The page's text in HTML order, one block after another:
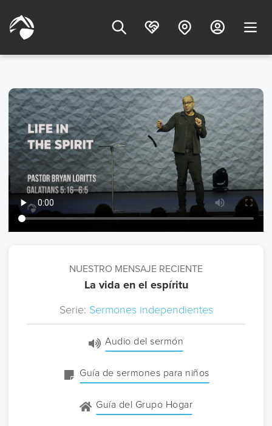
NUESTRO MENSAJE RECIENTE
La vida en el espíritu
Serie: Sermones independientes
Audio del sermón
Guía de sermones para niños
Guía del Grupo Hogar